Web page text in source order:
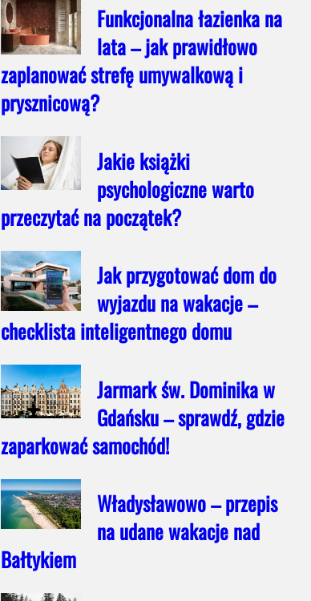
Funkcjonalna łazienka na
lata – jak prawidłowo
zaplanować strefę umywalkową i
prysznicową?
Jakie książki
psychologiczne warto
przeczytać na początek?
Jak przygotować dom do
wyjazdu na wakacje –
checklista inteligentnego domu
Jarmark św. Dominika w
Gdańsku – sprawdź, gdzie
zaparkować samochód!
Władysławowo – przepis
na udane wakacje nad
Bałtykiem